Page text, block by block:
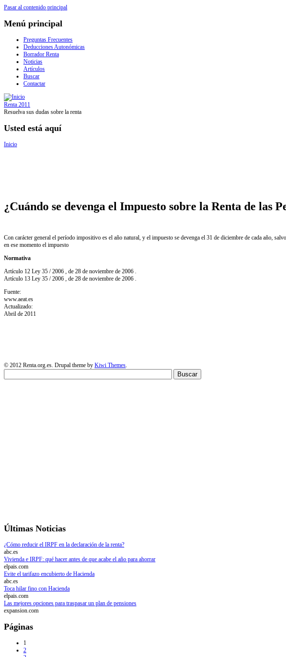
Pasar al contenido principal
Menú principal
Preguntas Frecuentes
Deducciones Autonómicas
Borrador Renta
Noticias
Artículos
Buscar
Contactar
Renta 2011
Resuelva sus dudas sobre la renta
Usted está aquí
Inicio
¿Cuándo se devenga el Impuesto sobre la Renta de las
Con carácter general el período impositivo es el año natural, y el impuesto se devenga el 31 de diciembre de cada año,
en ese momento el impuesto
Normativa
Artículo 12 Ley 35 / 2006 , de 28 de noviembre de 2006 .
Artículo 13 Ley 35 / 2006 , de 28 de noviembre de 2006 .
Fuente:
www.aeat.es
Actualizado:
Abril de 2011
© 2012 Renta.org.es. Drupal theme by Kiwi Themes.
Últimas Noticias
¿Cómo reducir el IRPF en la declaración de la renta?
abc.es
Vivienda e IRPF: qué hacer antes de que acabe el año para ahorrar
elpais.com
Evite el tarifazo encubierto de Hacienda
abc.es
Toca hilar fino con Hacienda
elpais.com
Las mejores opciones para traspasar un plan de pensiones
expansion.com
Páginas
1
2